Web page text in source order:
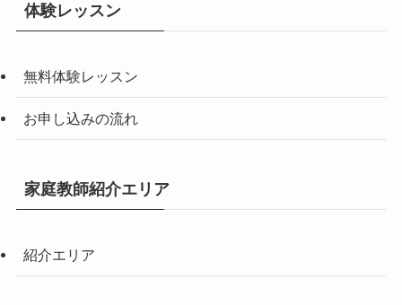
体験レッスン
無料体験レッスン
お申し込みの流れ
家庭教師紹介エリア
紹介エリア